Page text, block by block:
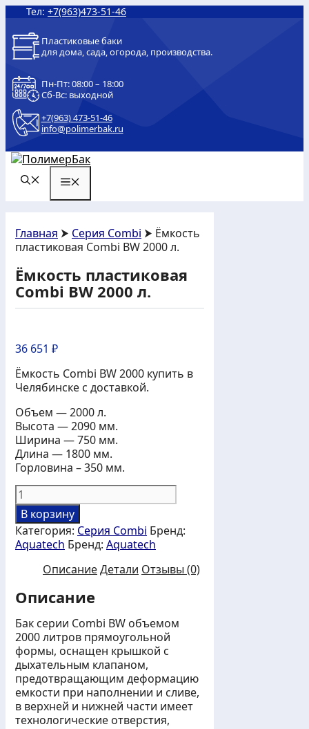
Перейти
содержимому
Тел: +7(963)473-51-46
Пластиковые баки
для дома, сада, огорода, производства.
Пн-Пт: 08:00 – 18:00
Сб-Вс: выходной
+7(963) 473-51-46
info@polimerbak.ru
Главная ⮞ Серия Combi ⮞ Ёмкость
пластиковая Combi BW 2000 л.
Ёмкость пластиковая
Combi BW 2000 л.
36 651 ₽
Ёмкость Combi BW 2000 купить в
Челябинске с доставкой.
Объем — 2000 л.
Высота — 2090 мм.
Ширина — 750 мм.
Длина — 1800 мм.
Горловина – 350 мм.
Количество
товара
Ёмкость
пластиковая
Combi
В корзину
Категория: Серия Combi Бренд:
Aquatech Бренд: Aquatech
ОписаниеДетали Отзывы (0)
Описание
Бак серии Combi BW объемом
2000 литров прямоугольной
формы, оснащен крышкой с
дыхательным клапаном,
предотвращающим деформацию
емкости при наполнении и сливе,
в верхней и нижней части имеет
технологические отверстия,